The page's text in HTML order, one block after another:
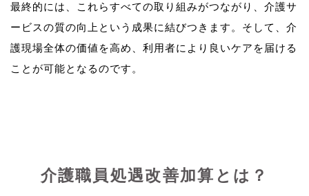
最終的には、これらすべての取り組みがつながり、介護サ
ービスの質の向上という成果に結びつきます。そして、介
護現場全体の価値を高め、利用者により良いケアを届ける
介護職員処遇改善加算とは？